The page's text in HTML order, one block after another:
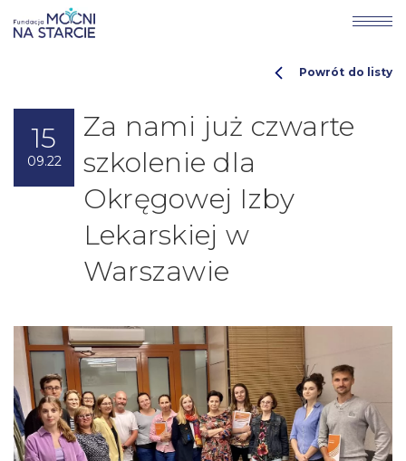
15
09.22
Za nami już czwarte
szkolenie dla
Okręgowej Izby
Lekarskiej w
Warszawie
Powrót do listy